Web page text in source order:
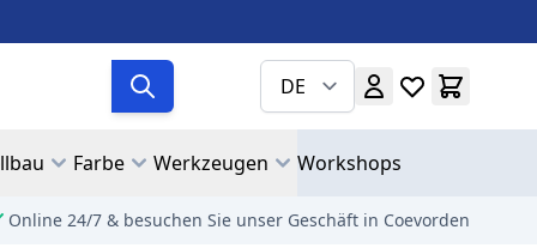
DE
Farbe Werkzeugen Workshops
Online 24/7 & besuchen Sie unser Geschäft in Coevorden